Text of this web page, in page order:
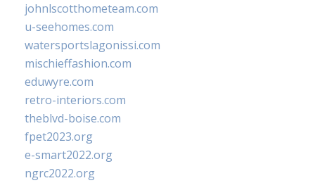
johnlscotthometeam.com
u-seehomes.com
watersportslagonissi.com
mischieffashion.com
eduwyre.com
retro-interiors.com
theblvd-boise.com
fpet2023.org
e-smart2022.org
ngrc2022.org